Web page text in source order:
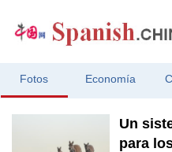
Fotos Economía
Un
para